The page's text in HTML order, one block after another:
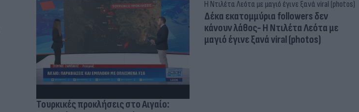
Τουρκικές προκλήσεις στο Αιγαίο:
Δέκα εκατομμύρια followers δεν
κάνουν λάθος- Η Ντιλέτα Λεότα με
μαγιό έγινε ξανά viral (photos)